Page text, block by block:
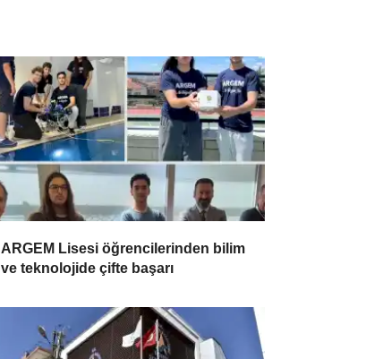
ARGEM Lisesi öğrencilerinden bilim
ve teknolojide çifte başarı